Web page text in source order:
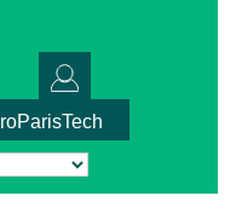
Translate